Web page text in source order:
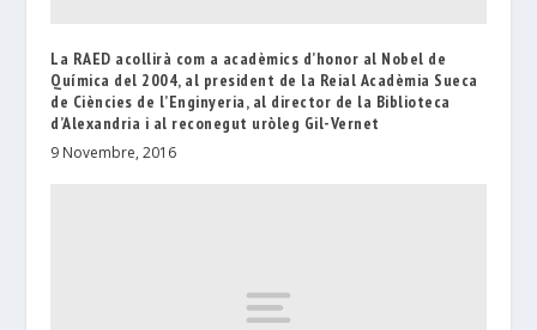
La RAED acollirà com a acadèmics d’honor al Nobel de
Química del 2004, al president de la Reial Acadèmia Sueca
de Ciències de l’Enginyeria, al director de la Biblioteca
d’Alexandria i al reconegut uròleg Gil-Vernet
9 Novembre, 2016